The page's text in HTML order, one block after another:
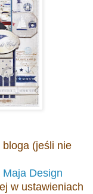
(jeśli nie
Maja Design
w ustawieniach